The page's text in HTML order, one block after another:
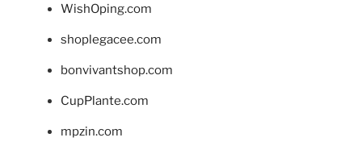
WishOping.com
shoplegacee.com
bonvivantshop.com
CupPlante.com
mpzin.com